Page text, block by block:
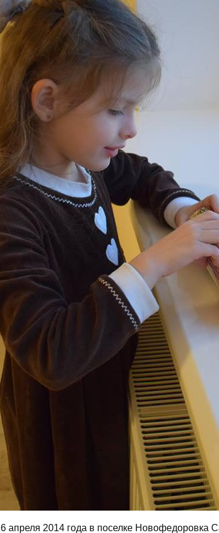
апреля 2014 года в поселке Новофедоровка